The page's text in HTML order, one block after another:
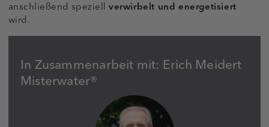
anschließend speziell verwirbelt und energetisiert
wird.
In Zusammenarbeit mit: Erich Meidert
Misterwater®